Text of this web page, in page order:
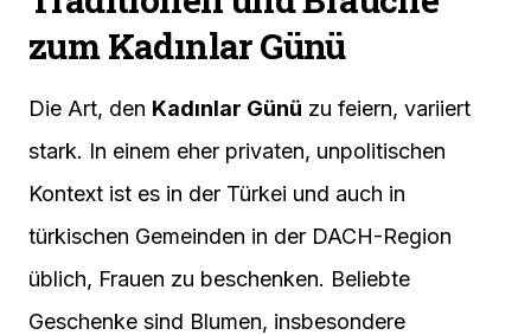
zum Kadınlar Günü
Die Art, den Kadınlar Günü zu feiern, variiert
stark. In einem eher privaten, unpolitischen
Kontext ist es in der Türkei und auch in
türkischen Gemeinden in der DACH-Region
üblich, Frauen zu beschenken. Beliebte
Geschenke sind Blumen, insbesondere